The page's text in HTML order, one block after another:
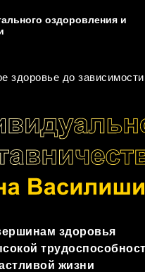
оздоровления и
здоровье до зависимости
здоровья
жизни